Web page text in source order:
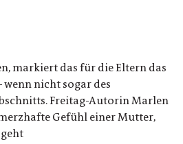
markiert das für die Eltern das
wenn nicht sogar des
Freitag-Autorin Marlen
Gefühl einer Mutter,